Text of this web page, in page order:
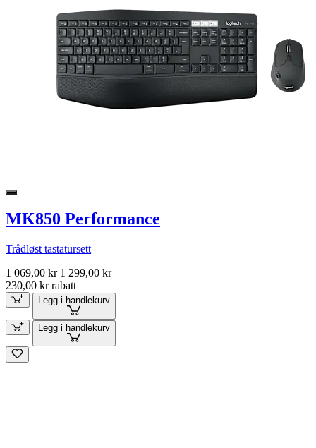
MK850 Performance
Trådløst tastatursett
1 069,00 kr 1 299,00 kr
230,00 kr rabatt
Legg i handlekurv
Legg i handlekurv